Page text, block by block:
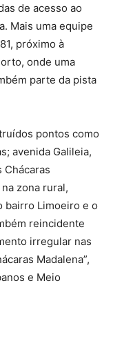
de acesso ao
Mais uma equipe
próximo à
onde uma
parte da pista
pontos como
avenida Galileia,
Chácaras
zona rural,
bairro Limoeiro e o
reincidente
irregular nas
Madalena”,
e Meio